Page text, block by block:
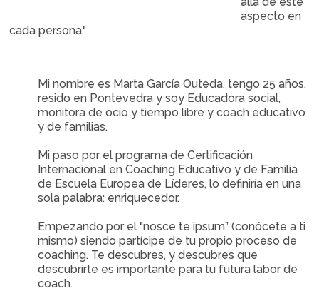
aspecto en
cada persona."
Mi nombre es Marta García Outeda, tengo 25 años,
resido en Pontevedra y soy Educadora social,
monitora de ocio y tiempo libre y coach educativo
y de familias.
Mi paso por el programa de Certificación
Internacional en Coaching Educativo y de Familia
de Escuela Europea de Líderes, lo definiría en una
sola palabra: enriquecedor.
Empezando por el "nosce te ipsum” (conócete a ti
mismo) siendo partícipe de tu propio proceso de
coaching. Te descubres, y descubres que
descubrirte es importante para tu futura labor de
coach.